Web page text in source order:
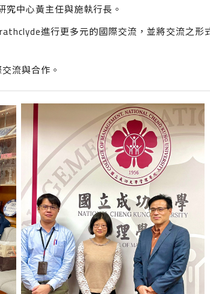
中心黃主任與施執行長。
進行更多元的國際交流，並將交流之形
流與合作。